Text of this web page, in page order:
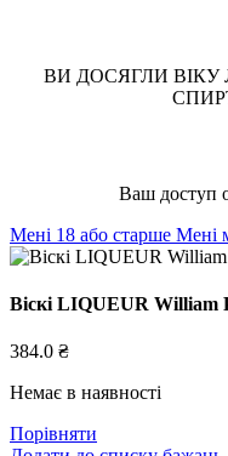
ВИ ДОСЯГЛИ
Ваш доступ
Мені 18 або старше Мені
Віскі LIQUEUR William
384.0 ₴
Немає в наявності
Порівняти